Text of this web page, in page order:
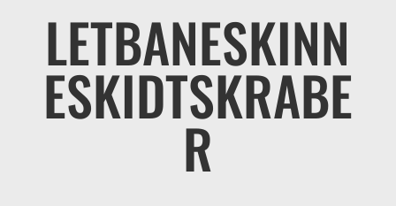
LETBANESKINN
ESKIDTSKRABE
R